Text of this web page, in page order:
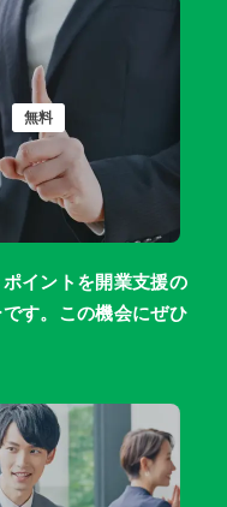
無料
イントを開業支援の
す。この機会にぜひ